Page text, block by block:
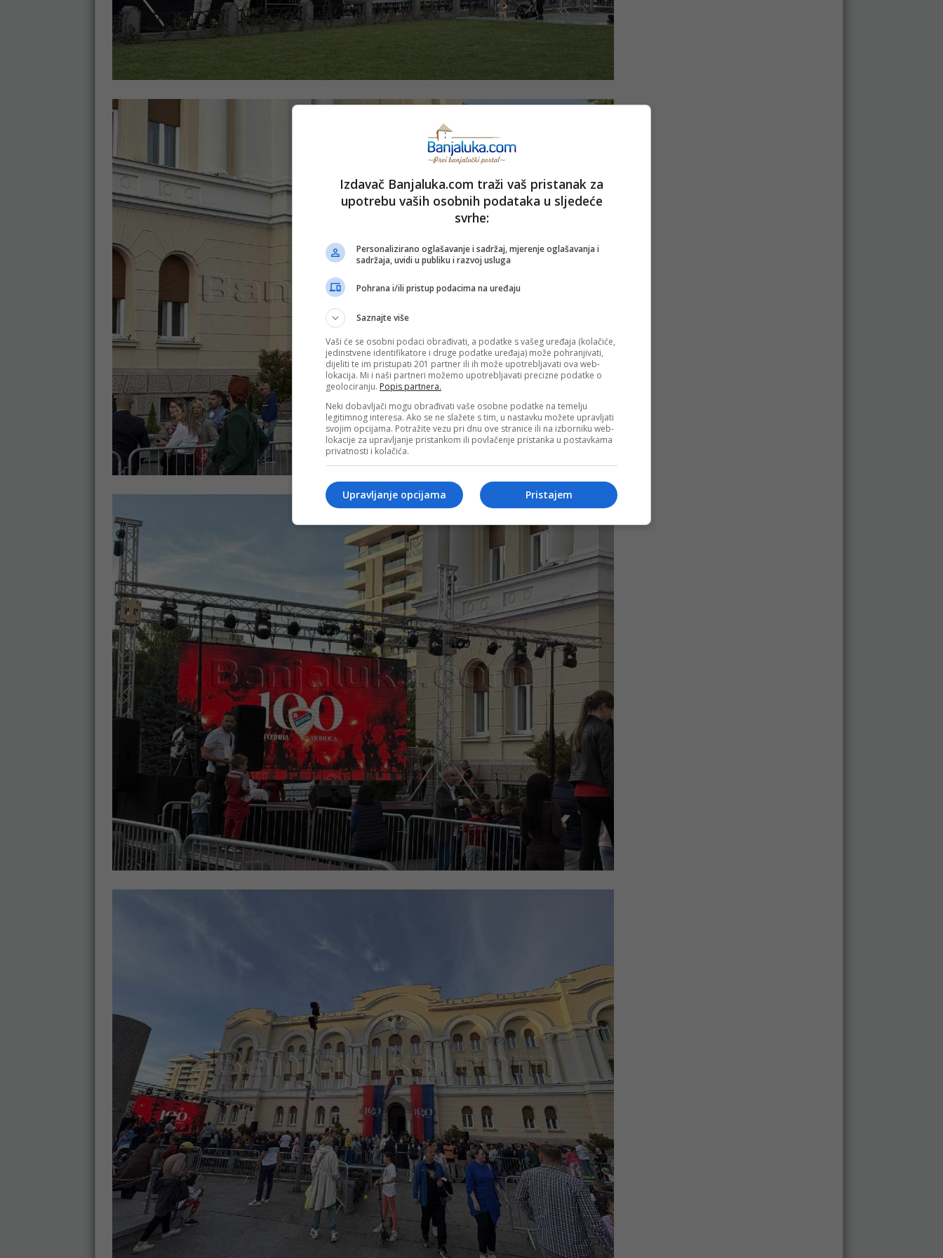
Izdavač Banjaluka.com traži vaš pristanak za
upotrebu vaših osobnih podataka u sljedeće
svrhe:
Personalizirano oglašavanje i sadržaj, mjerenje oglašavanja i
sadržaja, uvidi u publiku i razvoj usluga
Pohrana i/ili pristup podacima na uređaju
Saznajte više
Vaši će se osobni podaci obrađivati, a podatke s vašeg uređaja (kolačiće,
jedinstvene identifikatore i druge podatke uređaja) može pohranjivati,
dijeliti te im pristupati 201 partner ili ih može upotrebljavati ova web-
lokacija. Mi i naši partneri možemo upotrebljavati precizne podatke o
geolociranju. Popis partnera.
Neki dobavljači mogu obrađivati vaše osobne podatke na temelju
legitimnog interesa. Ako se ne slažete s tim, u nastavku možete upravljati
svojim opcijama. Potražite vezu pri dnu ove stranice ili na izborniku web-
lokacije za upravljanje pristankom ili povlačenje pristanka u postavkama
privatnosti i kolačića.
Pristajem
Upravljanje opcijama